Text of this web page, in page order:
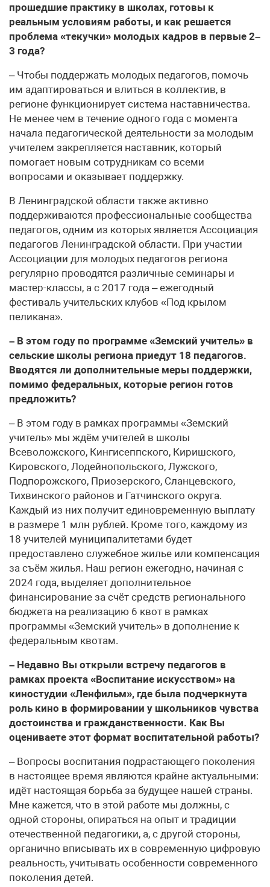
прошедшие практику в школах, готовы к
реальным условиям работы, и как решается
проблема «текучки» молодых кадров в первые 2–
3 года?
– Чтобы поддержать молодых педагогов, помочь
им адаптироваться и влиться в коллектив, в
регионе функционирует система наставничества.
Не менее чем в течение одного года с момента
начала педагогической деятельности за молодым
учителем закрепляется наставник, который
помогает новым сотрудникам со всеми
вопросами и оказывает поддержку.
В Ленинградской области также активно
поддерживаются профессиональные сообщества
педагогов, одним из которых является Ассоциация
педагогов Ленинградской области. При участии
Ассоциации для молодых педагогов региона
регулярно проводятся различные семинары и
мастер-классы, а с 2017 года – ежегодный
фестиваль учительских клубов «Под крылом
пеликана».
– В этом году по программе «Земский учитель» в
сельские школы региона приедут 18 педагогов.
Вводятся ли дополнительные меры поддержки,
помимо федеральных, которые регион готов
предложить?
– В этом году в рамках программы «Земский
учитель» мы ждём учителей в школы
Всеволожского, Кингисеппского, Киришского,
Кировского, Лодейнопольского, Лужского,
Подпорожского, Приозерского, Сланцевского,
Тихвинского районов и Гатчинского округа.
Каждый из них получит единовременную выплату
в размере 1 млн рублей. Кроме того, каждому из
18 учителей муниципалитетами будет
предоставлено служебное жилье или компенсация
за съём жилья. Наш регион ежегодно, начиная с
2024 года, выделяет дополнительное
финансирование за счёт средств регионального
бюджета на реализацию 6 квот в рамках
программы «Земский учитель» в дополнение к
федеральным квотам.
– Недавно Вы открыли встречу педагогов в
рамках проекта «Воспитание искусством» на
киностудии «Ленфильм», где была подчеркнута
роль кино в формировании у школьников чувства
достоинства и гражданственности. Как Вы
оцениваете этот формат воспитательной работы?
– Вопросы воспитания подрастающего поколения
в настоящее время являются крайне актуальными:
идёт настоящая борьба за будущее нашей страны.
Мне кажется, что в этой работе мы должны, с
одной стороны, опираться на опыт и традиции
отечественной педагогики, а, с другой стороны,
органично вписывать их в современную цифровую
реальность, учитывать особенности современного
поколения детей.